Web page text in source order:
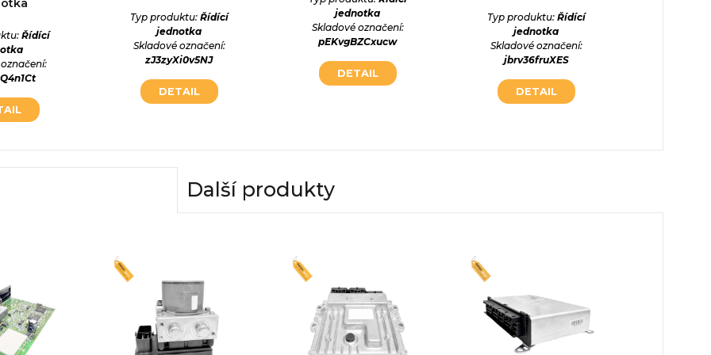
Řídící
Typ produktu: Řídící
jednotka
Skladové označení:
zJ3zyXi0v5NJ
DETAIL
jednotka
Skladové označení:
pEKvgBZCxucw
DETAIL
Typ produktu: Řídící
jednotka
Skladové označení:
jbrv36fruXES
DETAIL
Další produkty